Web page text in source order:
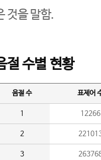
것을 말함.
절 수별 현황
음절 수 표제어
1 12266
2
3